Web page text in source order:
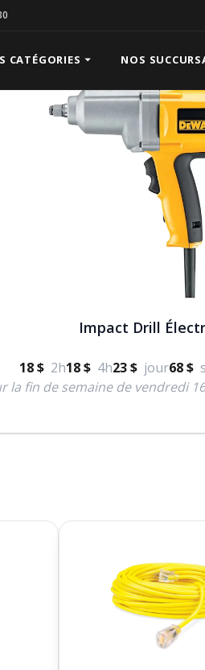
CATÉGORIES NOS
Impact Drill Électrique
Impact Drill
18 $ 2h18 $ 4h23 $ jour68 $
la fin de semaine de vendredi